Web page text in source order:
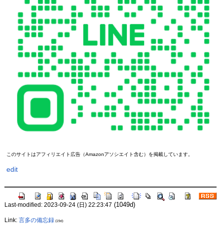
このサイトはアフィリエイト広告（Amazonアソシエイト含む）を掲載しています。
edit
Last-modified: 2023-09-24 (日) 22:23:47 (1049d)
Link: 言多の備忘録(19d)